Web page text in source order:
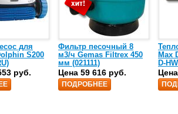
для
S200
руб.
Фильтр песочный 8
м3/ч Gemas Filtrex 450
мм (021111)
Цена 59 616 руб.
ПОДРОБНЕЕ
Max
D-
25)